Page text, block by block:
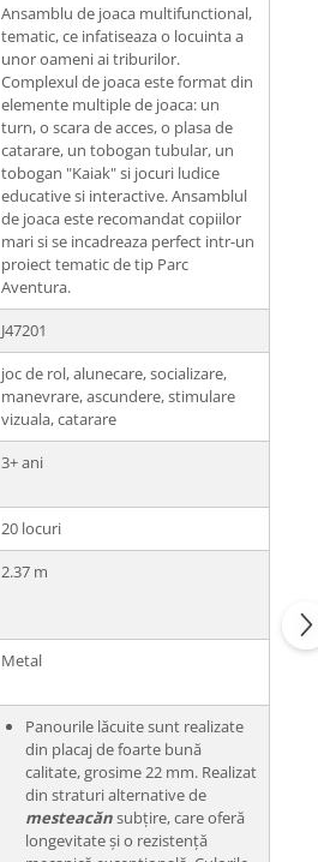
Ansamblu de joaca multifunctional,
tematic, ce infatiseaza o locuinta a
unor oameni ai triburilor.
Complexul de joaca este format din
elemente multiple de joaca: un
turn, o scara de acces, o plasa de
catarare, un tobogan tubular, un
tobogan "Kaiak" si jocuri ludice
educative si interactive. Ansamblul
de joaca este recomandat copiilor
mari si se incadreaza perfect intr-un
proiect tematic de tip Parc
Aventura.
J47201
joc de rol, alunecare, socializare,
manevrare, ascundere, stimulare
vizuala, catarare
3+ ani
20 locuri
2.37 m
Metal
Panourile lăcuite sunt realizate
din placaj de foarte bună
calitate, grosime 22 mm. Realizat
din straturi alternative de
mesteacănsubțire, care oferă
longevitate și o rezistență